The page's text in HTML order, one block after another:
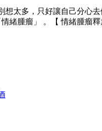
太多，只好讓自己分心
緒腫瘤」 。【 情緒腫瘤釋